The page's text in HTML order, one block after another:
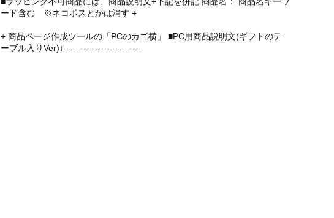
ード含む ※ネコポスとかは消す +
+ 商品ページ作成ツールの「PCのカゴ横」 ■PC用商品説明文(ギフトのテ
ーブル入りVer)↓-------------------------